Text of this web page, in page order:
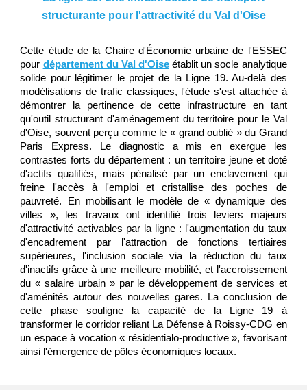
structurante pour l'attractivité du Val d'Oise
Cette étude de la Chaire d'Économie urbaine de l'ESSEC
pour département du Val d'Oise établit un socle analytique
solide pour légitimer le projet de la Ligne 19. Au-delà des
modélisations de trafic classiques, l'étude s'est attachée à
démontrer la pertinence de cette infrastructure en tant
qu'outil structurant d'aménagement du territoire pour le Val
d'Oise, souvent perçu comme le « grand oublié » du Grand
Paris Express. Le diagnostic a mis en exergue les
contrastes forts du département : un territoire jeune et doté
d'actifs qualifiés, mais pénalisé par un enclavement qui
freine l'accès à l'emploi et cristallise des poches de
pauvreté. En mobilisant le modèle de « dynamique des
villes », les travaux ont identifié trois leviers majeurs
d'attractivité activables par la ligne : l'augmentation du taux
d'encadrement par l'attraction de fonctions tertiaires
supérieures, l'inclusion sociale via la réduction du taux
d'inactifs grâce à une meilleure mobilité, et l'accroissement
du « salaire urbain » par le développement de services et
d'aménités autour des nouvelles gares. La conclusion de
cette phase souligne la capacité de la Ligne 19 à
transformer le corridor reliant La Défense à Roissy-CDG en
un espace à vocation « résidentialo-productive », favorisant
ainsi l'émergence de pôles économiques locaux.